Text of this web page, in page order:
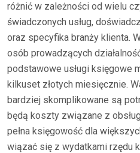
różnić w zależności od wielu
świadczonych usług,
oraz specyfika branży klienta.
osób prowadzących
podstawowe usługi księgowe
kilkuset złotych miesięcznie.
bardziej skomplikowane są
będą koszty związane z
pełna księgowość dla
wiązać się z wydatkami rzędu